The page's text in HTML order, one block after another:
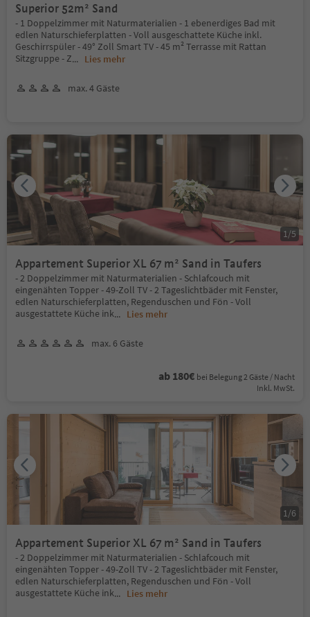
Superior 52m² Sand
- 1 Doppelzimmer mit Naturmaterialien - 1 ebenerdiges Bad mit
edlen Naturschieferplatten - Voll ausgeschattete Küche inkl.
Geschirrspüler - 49° Zoll Smart TV - 45 m² Terrasse mit Rattan
Sitzgruppe - Z... Lies mehr
max. 4 Gäste
Appartement Superior XL 67 m² Sand in Taufers
- 2 Doppelzimmer mit Naturmaterialien - Schlafcouch mit
eingenähten Topper - 49-Zoll TV - 2 Tageslichtbäder mit Fenster,
edlen Naturschieferplatten, Regenduschen und Fön - Voll
ausgestattete Küche ink... Lies mehr
max. 6 Gäste
ab 180€ bei Belegung 2 Gäste / Nacht
Inkl. MwSt.
1 /5
Appartement Superior XL 67 m² Sand in Taufers
- 2 Doppelzimmer mit Naturmaterialien - Schlafcouch mit
eingenähten Topper - 49-Zoll TV - 2 Tageslichtbäder mit Fenster,
edlen Naturschieferplatten, Regenduschen und Fön - Voll
ausgestattete Küche ink... Lies mehr
1 /6